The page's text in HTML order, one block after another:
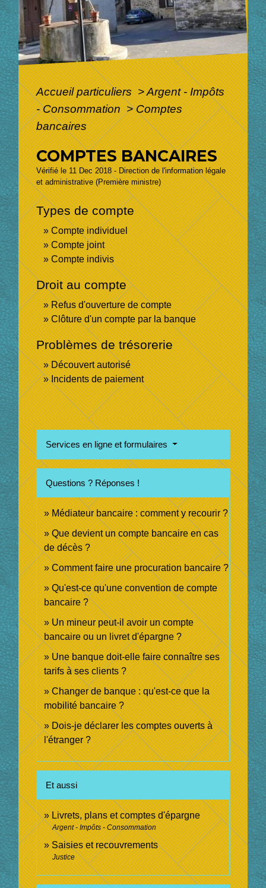
Accueil particuliers>Argent - Impôts
- Consommation> Comptes
bancaires
COMPTES BANCAIRES
Vérifié le 11 Dec 2018 - Direction de l'information légale
et administrative (Première ministre)
Types de compte
Compte individuel
Compte joint
Compte indivis
Droit au compte
Refus d'ouverture de compte
Clôture d'un compte par la banque
Problèmes de trésorerie
Découvert autorisé
Incidents de paiement
Services en ligne et formulaires
Questions ? Réponses !
Médiateur bancaire : comment y recourir ?
Que devient un compte bancaire en cas
de décès ?
Comment faire une procuration bancaire ?
Qu'est-ce qu'une convention de compte
bancaire ?
Un mineur peut-il avoir un compte
bancaire ou un livret d'épargne ?
Une banque doit-elle faire connaître ses
tarifs à ses clients ?
Changer de banque : qu'est-ce que la
mobilité bancaire ?
Dois-je déclarer les comptes ouverts à
l'étranger ?
Et aussi
Livrets, plans et comptes d'épargne
Argent - Impôts - Consommation
Saisies et recouvrements
Justice